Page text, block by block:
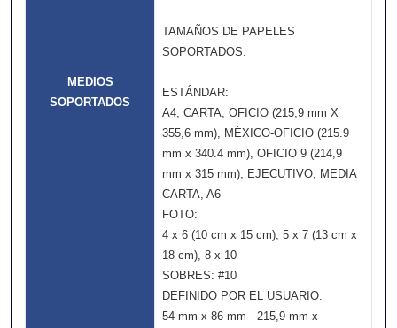
MEDIOS
SOPORTADOS
TAMAÑOS DE PAPELES
SOPORTADOS:
ESTÁNDAR:
A4, CARTA, OFICIO (215,9 mm X
355,6 mm), MÉXICO-OFICIO (215.9
mm x 340.4 mm), OFICIO 9 (214,9
mm x 315 mm), EJECUTIVO, MEDIA
CARTA, A6
FOTO:
4 x 6 (10 cm x 15 cm), 5 x 7 (13 cm x
18 cm), 8 x 10
SOBRES: #10
DEFINIDO POR EL USUARIO:
54 mm x 86 mm - 215,9 mm x